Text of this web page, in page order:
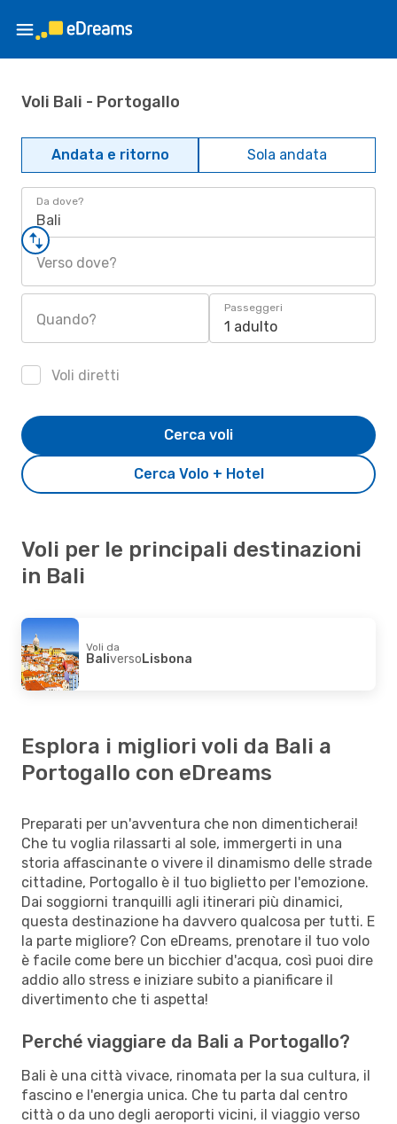
Voli Bali - Portogallo
Andata e ritorno Sola andata
Da dove?
Bali
Verso dove?
Quando?
Passeggeri
1 adulto
Voli diretti
Cerca Volo + Hotel
Cerca voli
Voli per le principali destinazioni
in Bali
Voli da
BaliversoLisbona
Esplora i migliori voli da Bali a
Portogallo con eDreams
Preparati per un'avventura che non dimenticherai!
Che tu voglia rilassarti al sole, immergerti in una
storia affascinante o vivere il dinamismo delle strade
cittadine, Portogallo è il tuo biglietto per l'emozione.
Dai soggiorni tranquilli agli itinerari più dinamici,
questa destinazione ha davvero qualcosa per tutti. E
la parte migliore? Con eDreams, prenotare il tuo volo
è facile come bere un bicchier d'acqua, così puoi dire
addio allo stress e iniziare subito a pianificare il
divertimento che ti aspetta!
Perché viaggiare da Bali a Portogallo?
Bali è una città vivace, rinomata per la sua cultura, il
fascino e l'energia unica. Che tu parta dal centro
città o da uno degli aeroporti vicini, il viaggio verso